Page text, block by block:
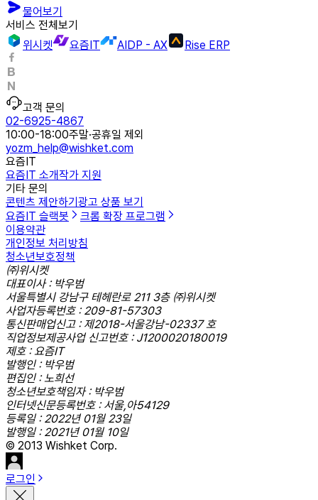
물어보기
서비스 전체보기
위시켓
요즘IT AIDP - AX Rise ERP
고객 문의
02-6925-4867
10:00-18:00주말·공휴일 제외
yozm_help@wishket.com
요즘IT
요즘IT 소개작가 지원
기타 문의
콘텐츠 제안하기 광고 상품 보기
요즘IT 슬랙봇
크롬 확장 프로그램
이용약관
개인정보 처리방침
청소년보호정책
㈜위시켓
대표이사 : 박우범
서울특별시 강남구 테헤란로 211 3층 ㈜위시켓
사업자등록번호 : 209-81-57303
통신판매업신고 : 제2018-서울강남-02337 호
직업정보제공사업 신고번호 : J1200020180019
제호 : 요즘IT
발행인 : 박우범
편집인 : 노희선
청소년보호책임자 : 박우범
인터넷신문등록번호 : 서울,아54129
등록일 : 2022년 01월 23일
발행일 : 2021년 01월 10일
© 2013 Wishket Corp.
로그인